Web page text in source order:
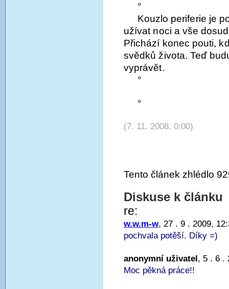
°
Kouzlo periferie je
užívat noci a vše
Přichází konec pouti,
svědků života. Teď
vyprávět.
°
°
(7. 11. 2008, 0:00)
Tento článek zhlédlo
Diskuse k článku
re:
w.w.m-w, 27 . 9 . 2009,
pochvala potěší. Díky =)
anonymní uživatel, 5 . 6 .
Moc pěkná práce!!